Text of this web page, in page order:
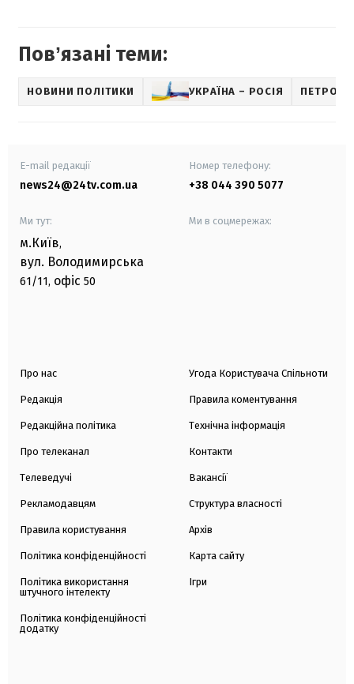
Повʼязані теми:
НОВИНИ ПОЛІТИКИ УКРАЇНА – РОСІЯ ПЕТРО
E-mail редакції
news24@24tv.com.ua
Номер телефону:
+38 044 390 5077
Ми тут:
м.Київ,
вул. Володимирська
61/11, офіс 50
Ми в соцмережах:
Про нас
Редакція
Редакційна політика
Про телеканал
Телеведучі
Рекламодавцям
Правила користування
Політика конфіденційності
Політика використання
штучного інтелекту
Політика конфіденційності
додатку
Угода Користувача Спільноти
Правила коментування
Технічна інформація
Контакти
Вакансії
Структура власності
Архів
Карта сайту
Ігри